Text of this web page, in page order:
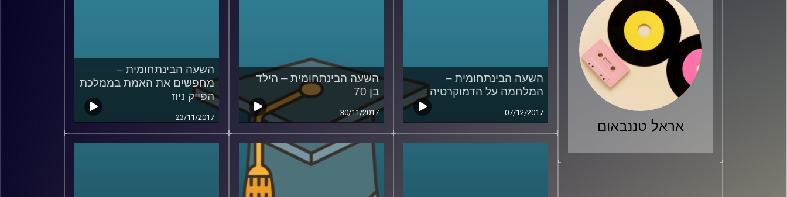
אראל טננבאום
השעה הבינתחומית –
המלחמה על הדמוקרטיה
07/12/2017
השעה הבינתחומית – הילד
בן 70
30/11/2017
השעה הבינתחומית –
מחפשים את האמת בממלכת
הפייק ניוז
23/11/2017